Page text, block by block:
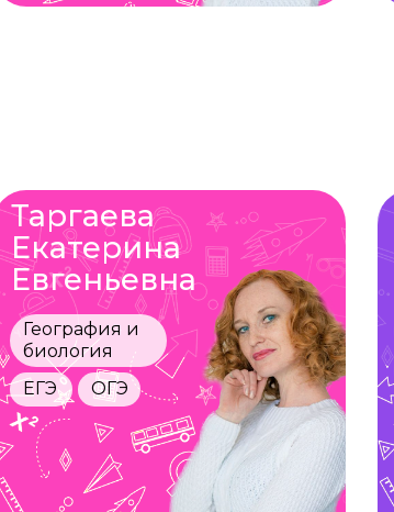
Таргаева
Екатерина
Евгеньевна
География и
биология
ЕГЭ
ОГЭ